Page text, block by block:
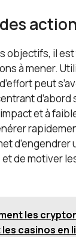
objectifs, il
à mener.
peut
d’abord
et à
d’engendrer
de motiver
les
casinos en